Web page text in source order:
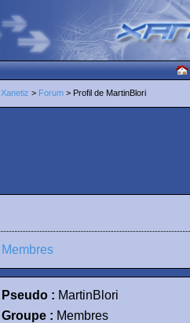
Xanetiz > Forum > Profil de MartinBlori
Membres
Pseudo : MartinBlori
Groupe : Membres